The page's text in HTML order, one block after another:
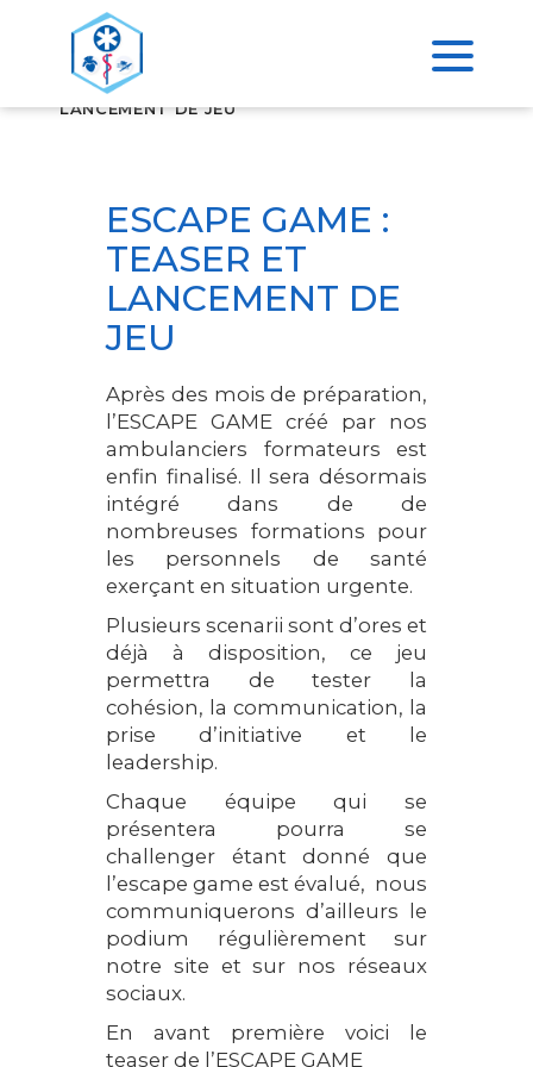
ACCUEIL
LANCEMENT DE JEU
ESCAPE GAME :
TEASER ET
LANCEMENT DE
JEU
Après des mois de préparation,
l’ESCAPE GAME créé par nos
ambulanciers formateurs est
enfin finalisé. Il sera désormais
intégré dans de de
nombreuses formations pour
les personnels de santé
exerçant en situation urgente.
Plusieurs scenarii sont d’ores et
déjà à disposition, ce jeu
permettra de tester la
cohésion, la communication, la
prise d’initiative et le
leadership.
Chaque équipe qui se
présentera pourra se
challenger étant donné que
l’escape game est évalué, nous
communiquerons d’ailleurs le
podium régulièrement sur
notre site et sur nos réseaux
sociaux.
En avant première voici le
teaser de l’ESCAPE GAME